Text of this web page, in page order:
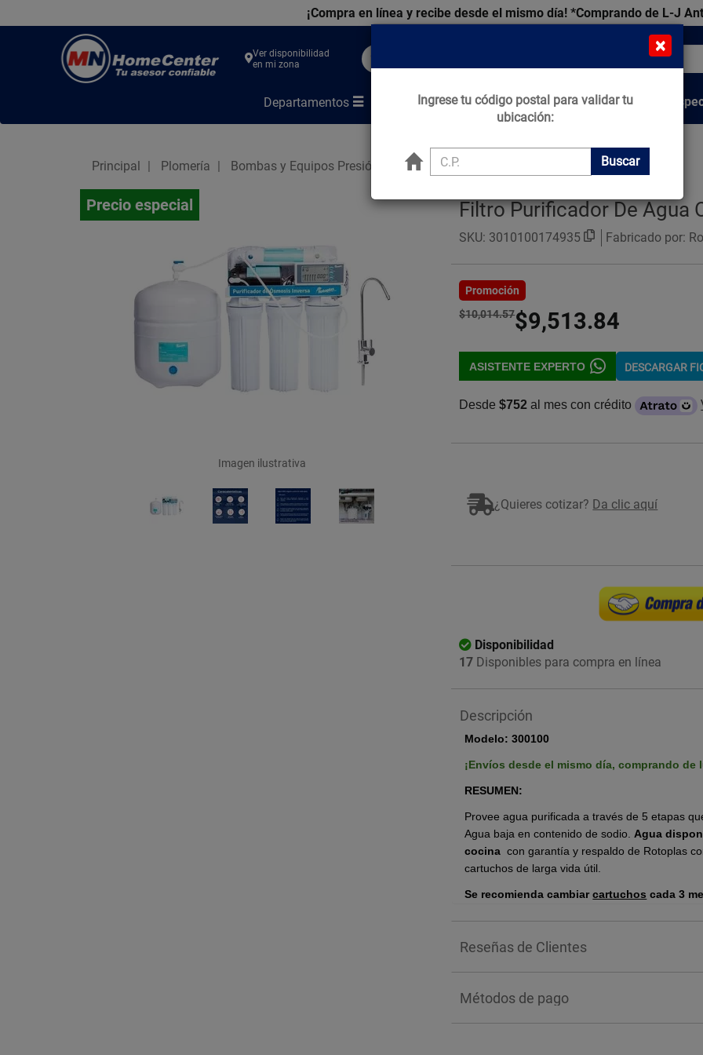
¡Compra en línea y recibe desde el mismo día! *Comprando de L-J
Center
Ver disponibilidad
en mi zona
Departamentos Marcas Tips que Construyen Venta
Principal Plomería Bombas y Equipos Presión de Agua Filtro Purificador
Precio especial
Imagen ilustrativa
Filtro Purificador De Agua
SKU: 3010100174935 Fabricado por:
Promoción
$10,014.57$9,513.84
ASISTENTE EXPERTO DESCARGAR
Desde$752 al mes con crédito
¿Quieres cotizar? Da clic aquí
Disponibilidad
17 Disponibles para compra en línea
Descripción
Modelo: 300100
¡Envíos desde el mismo día, comprando de
RESUMEN:
Provee agua purificada a través de 5 etapas
Agua baja en contenido de sodio
Agua
cocina con garantía y respaldo de Rotoplas
cartuchos de larga vida útil.
Se recomienda cambiarcartuchos cada 3
A. Cartucho de Polipropileno:retiene
sustancias disueltas en el agua, sabores y
C.Cartucho de Carbón Activado Secundario
Reseñas de Clientes
Métodos de pago
×
Ingrese tu código postal para validar tu
ubicación:
Buscar